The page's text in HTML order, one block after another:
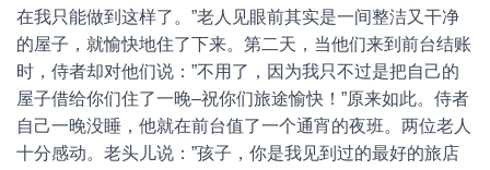
在我只能做到这样了。”老人见眼前其实是一间整洁又干净
的屋子，就愉快地住了下来。第二天，当他们来到前台结账
时，侍者却对他们说：”不用了，因为我只不过是把自己的
屋子借给你们住了一晚–祝你们旅途愉快！”原来如此。侍者
自己一晚没睡，他就在前台值了一个通宵的夜班。两位老人
十分感动。老头儿说：”孩子，你是我见到过的最好的旅店